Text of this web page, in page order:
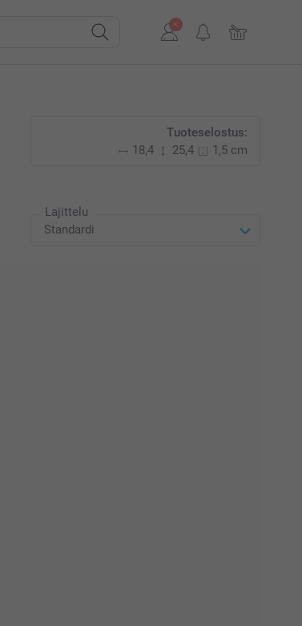
Tuoteselostus:
18,4
25,4 1,5 cm
Lajittelu